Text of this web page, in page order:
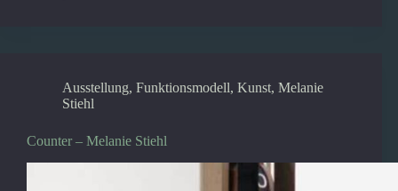
Ausstellung, Funktionsmodell, Kunst, Melanie
Stiehl
Counter – Melanie Stiehl